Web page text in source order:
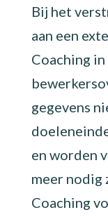
Bij het
aan een
Coaching in
gegevens
en worden
meer nodig
Coaching